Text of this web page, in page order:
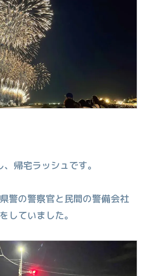
帰宅ラッシュです。
警の警察官と民間の警備会社
していました。